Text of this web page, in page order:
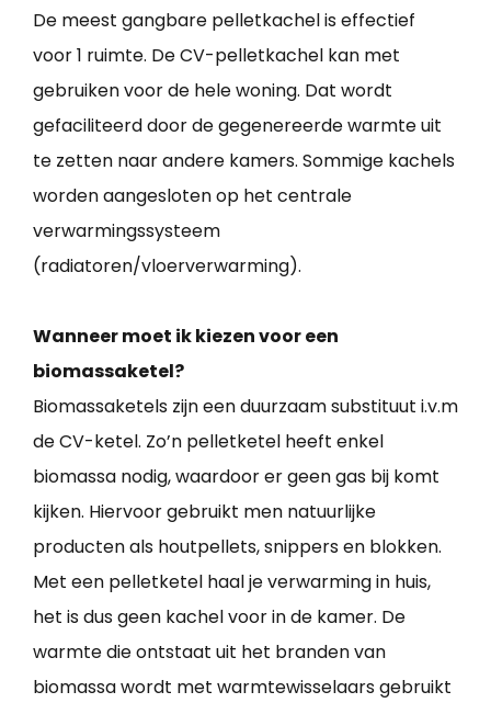
De meest gangbare pelletkachel is effectief
voor 1 ruimte. De CV-pelletkachel kan met
gebruiken voor de hele woning. Dat wordt
gefaciliteerd door de gegenereerde warmte uit
te zetten naar andere kamers. Sommige kachels
worden aangesloten op het centrale
verwarmingssysteem
(radiatoren/vloerverwarming).
Wanneer moet ik kiezen voor een
biomassaketel?
Biomassaketels zijn een duurzaam substituut i.v.m
de CV-ketel. Zo’n pelletketel heeft enkel
biomassa nodig, waardoor er geen gas bij komt
kijken. Hiervoor gebruikt men natuurlijke
producten als houtpellets, snippers en blokken.
Met een pelletketel haal je verwarming in huis,
het is dus geen kachel voor in de kamer. De
warmte die ontstaat uit het branden van
biomassa wordt met warmtewisselaars gebruikt